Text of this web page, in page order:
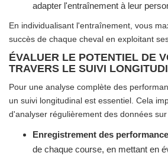
adapter l'entraînement à leur
En individualisant l'entraînement, vous
succès de chaque cheval en exploitant
ÉVALUER LE POTENTIEL DE
TRAVERS LE SUIVI
Pour une analyse complète des
un suivi longitudinal est essentiel. Cela
d'analyser régulièrement des données
Enregistrement des
de chaque course, en mettant en